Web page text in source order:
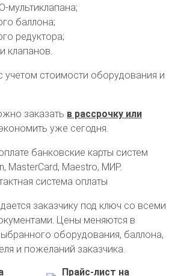
Отзывы клиентов
мультиклапана;
баллона;
редуктора;
клапанов.
учетом стоимости оборудования и
заказать в рассрочку или
уже сегодня.
банковские карты систем
MasterCard, Maestro, МИР.
система оплаты
заказчику под ключ со всеми
Цены меняются в
оборудования, баллона,
и пожеланий заказчика.
Прайс-лист на